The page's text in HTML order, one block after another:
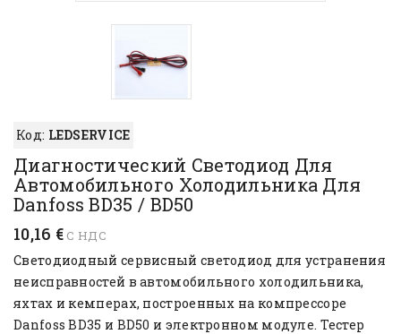
Код: LEDSERVICE
Диагностический Светодиод Для
Автомобильного Холодильника Для
Danfoss BD35 / BD50
10,16 € С НДС
Светодиодный сервисный светодиод для устранения
неисправностей в автомобильного холодильника,
яхтах и кемперах, построенных на компрессоре
Danfoss BD35 и BD50 и электронном модуле. Тестер